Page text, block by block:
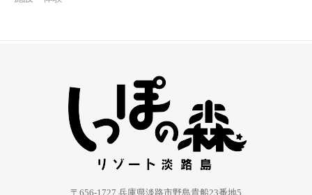
〒656-1727 兵庫県淡路市野島貴船23番地5